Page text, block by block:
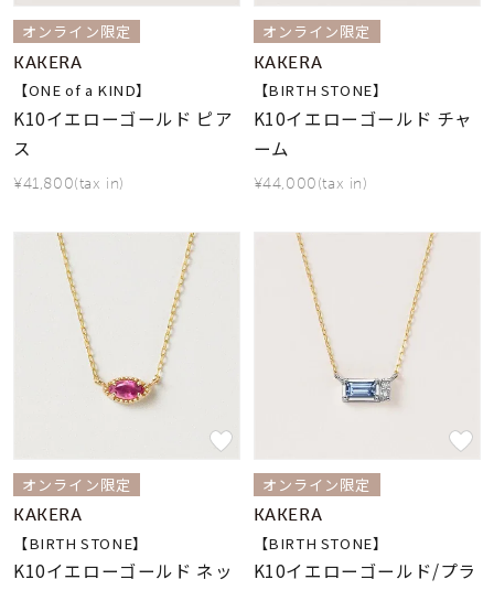
オンライン限定
KAKERA
【ONE of a KIND】
K10イエローゴールド ピア
ス
¥41,800(tax in)
オンライン限定
KAKERA
【BIRTH STONE】
K10イエローゴールド チャ
ーム
¥44,000(tax in)
オンライン限定
KAKERA
【BIRTH STONE】
K10イエローゴールド ネッ
オンライン限定
KAKERA
【BIRTH STONE】
K10イエローゴールド/プラ